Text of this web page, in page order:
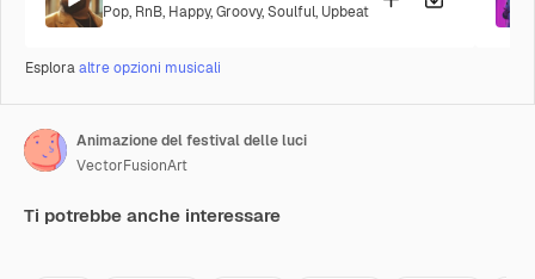
Pop, RnB, Happy,Groovy,Soulful, Upbeat
Esploraaltre opzioni musicali
Animazione del festival delle luci
VectorFusionArt
Ti potrebbe anche interessare